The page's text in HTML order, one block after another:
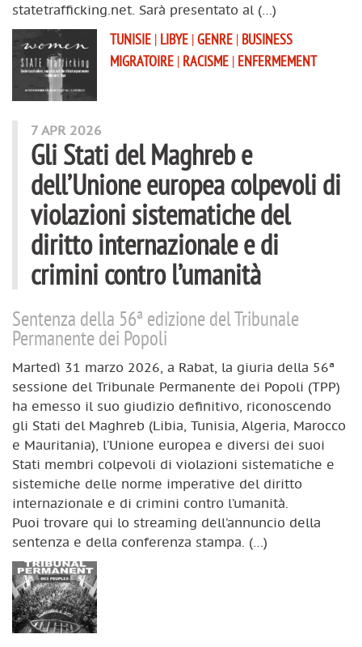
statetrafficking.net. Sarà presentato al (…)
TUNISIE | LIBYE |GENRE | BUSINESS
MIGRATOIRE | RACISME | ENFERMEMENT
7 APR 2026
Gli Stati del Maghreb e
dell’Unione europea colpevoli di
violazioni sistematiche del
diritto internazionale e di
crimini contro l’umanità
Sentenza della 56ª edizione del Tribunale
Permanente dei Popoli
Martedì 31 marzo 2026, a Rabat, la giuria della 56ª
sessione del Tribunale Permanente dei Popoli (TPP)
ha emesso il suo giudizio definitivo, riconoscendo
gli Stati del Maghreb (Libia, Tunisia, Algeria, Marocco
e Mauritania), l’Unione europea e diversi dei suoi
Stati membri colpevoli di violazioni sistematiche e
sistemiche delle norme imperative del diritto
internazionale e di crimini contro l’umanità.
Puoi trovare qui lo streaming dell’annuncio della
sentenza e della conferenza stampa. (…)